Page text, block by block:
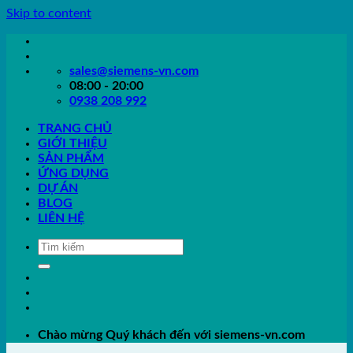
Skip to content
sales@siemens-vn.com
08:00 - 20:00
0938 208 992
TRANG CHỦ
GIỚI THIỆU
SẢN PHẨM
ỨNG DỤNG
DỰ ÁN
BLOG
LIÊN HỆ
Chào mừng Quý khách đến với siemens-vn.com